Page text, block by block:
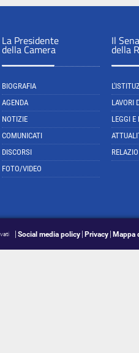
La Presidente
della Camera
BIOGRAFIA
AGENDA
NOTIZIE
COMUNICATI
DISCORSI
FOTO/VIDEO
Il
della
LAVORI
LEGGI E
Social media policy Privacy Mappa